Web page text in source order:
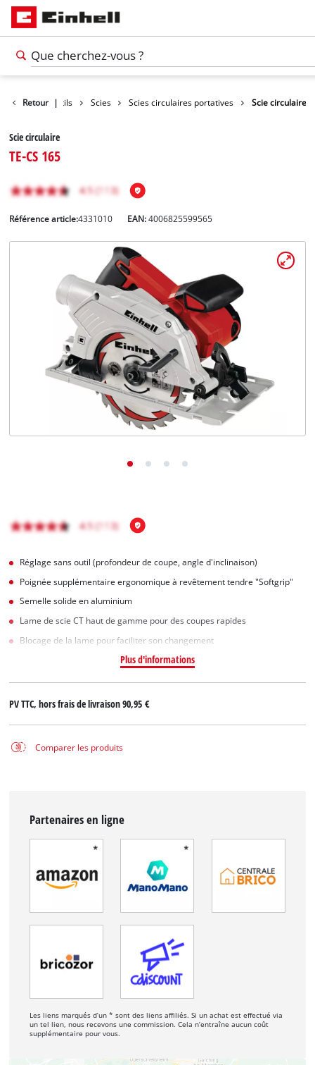
Français
English
Retour |
Produits Outils Scies Scies circulaires portatives Scie circulaire
Scie circulaire
TE-CS 165
Référence article:4331010 EAN:4006825599565
Réglage sans outil (profondeur de coupe, angle d'inclinaison)
Poignée supplémentaire ergonomique à revêtement tendre "Softgrip"
Semelle solide en aluminium
Lame de scie CT haut de gamme pour des coupes rapides
Blocage de la lame pour faciliter son changement
Plus d'informations
PV TTC, hors frais de livraison90,95 €
Comparer les produits
Partenaires en ligne
Les liens marqués d’un * sont des liens affiliés. Si un achat est effectué via
un tel lien, nous recevons une commission. Cela n’entraîne aucun coût
supplémentaire pour vous.